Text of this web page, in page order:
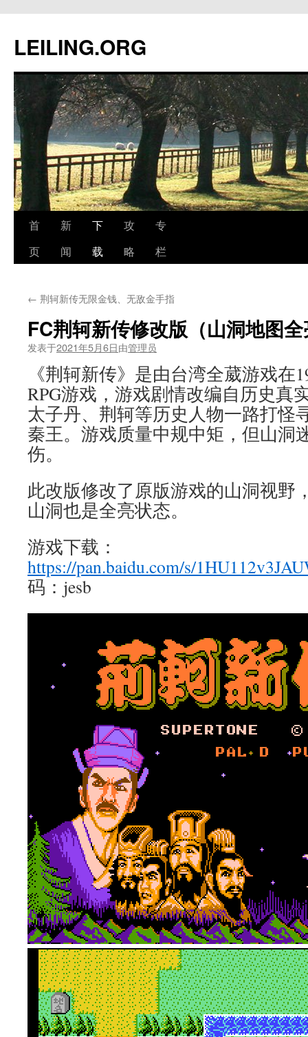
文
LEILING.ORG
首
页
新
闻
下
载
攻
略
专
栏
← 荆轲新传无限金钱、无敌金手指
FC荆轲新传修改版（山洞地图
发表于2021年5月6日由管理员
《荆轲新传》是由台湾全葳游戏在
RPG游戏，游戏剧情改编自历史真
太子丹、荆轲等历史人物一路打怪
秦王。游戏质量中规中矩，但山洞
伤。
此改版修改了原版游戏的山洞视野
山洞也是全亮状态。
游戏下载：
https://pan.baidu.com/s/
码：jesb